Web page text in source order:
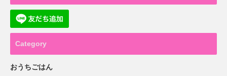
Category
おうちごはん